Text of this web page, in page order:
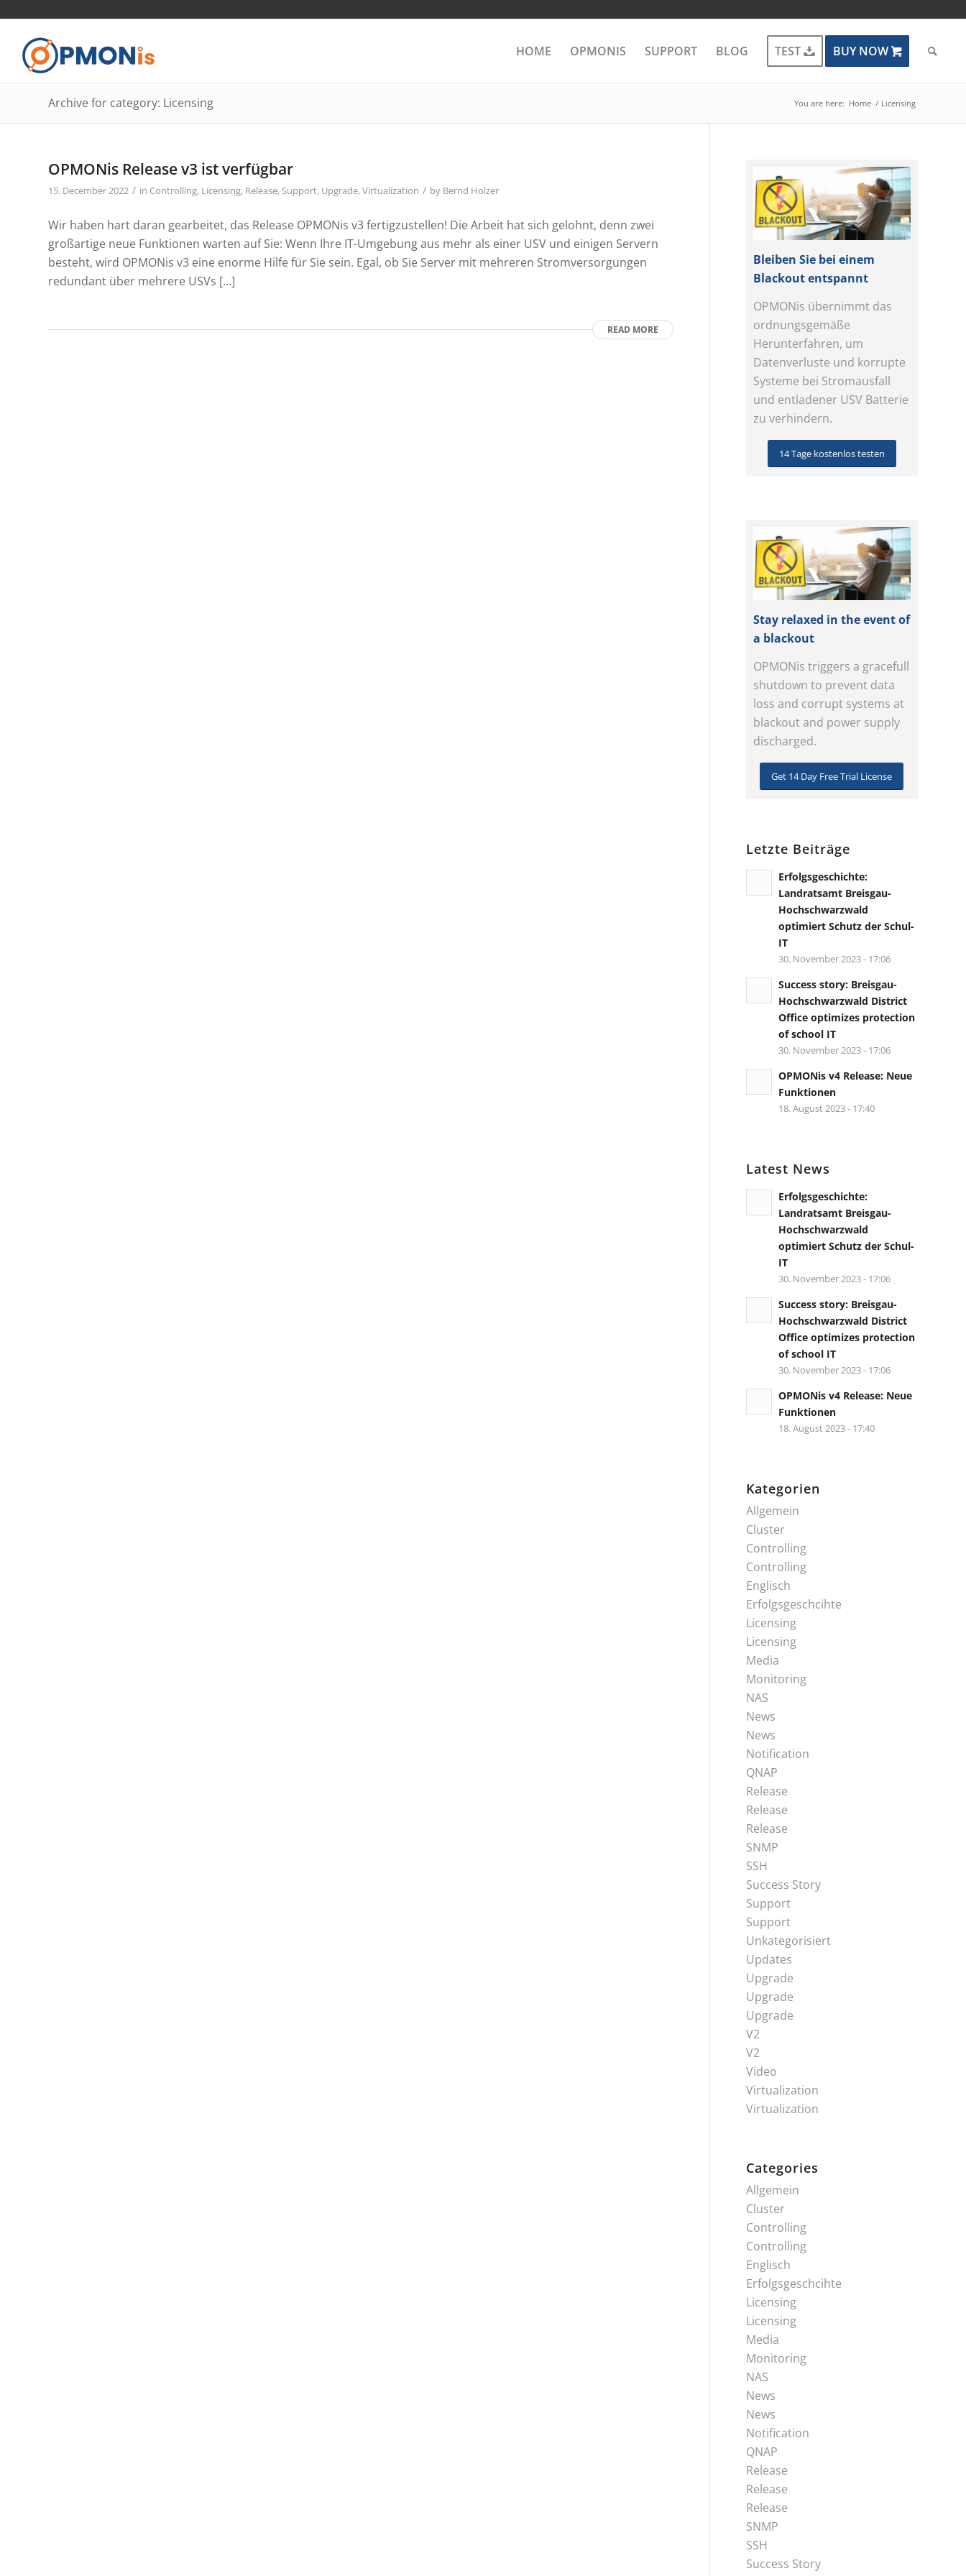
HOME OPMONIS SUPPORT BLOG TEST BUY NOW
Archive for category: Licensing You are here: Home / Licensing
OPMONis Release v3 ist verfügbar
15. December 2022 / in Controlling, Licensing, Release, Support, Upgrade,Virtualization / by Bernd Holzer
Wir haben hart daran gearbeitet, das Release OPMONis v3 fertigzustellen! Die Arbeit hat sich gelohnt, denn zwei
großartige neue Funktionen warten auf Sie: Wenn Ihre IT-Umgebung aus mehr als einer USV und einigen Servern
besteht, wird OPMONis v3 eine enorme Hilfe für Sie sein. Egal, ob Sie Server mit mehreren Stromversorgungen
redundant über mehrere USVs […]
READ MORE
Bleiben Sie bei einem
Blackout entspannt
OPMONis übernimmt das
ordnungsgemäße
Herunterfahren, um
Datenverluste und korrupte
Systeme bei Stromausfall
und entladener USV Batterie
zu verhindern.
14 Tage kostenlos testen
Stay relaxed in the event of
a blackout
OPMONis triggers a gracefull
shutdown to prevent data
loss and corrupt systems at
blackout and power supply
discharged.
Get 14 Day Free Trial License
Letzte Beiträge
Erfolgsgeschichte:
Landratsamt Breisgau-
Hochschwarzwald
optimiert Schutz der Schul-
IT
30. November 2023 - 17:06
Success story: Breisgau-
Hochschwarzwald District
Office optimizes protection
of school IT
30. November 2023 - 17:06
OPMONis v4 Release: Neue
Funktionen
18. August 2023 - 17:40
Latest News
Erfolgsgeschichte:
Landratsamt Breisgau-
Hochschwarzwald
optimiert Schutz der Schul-
IT
30. November 2023 - 17:06
Success story: Breisgau-
Hochschwarzwald District
Office optimizes protection
of school IT
30. November 2023 - 17:06
OPMONis v4 Release: Neue
Funktionen
18. August 2023 - 17:40
Kategorien
Allgemein
Cluster
Controlling
Controlling
Englisch
Erfolgsgeschcihte
Licensing
Licensing
Media
Monitoring
NAS
News
News
Notification
QNAP
Release
Release
Release
SNMP
SSH
Success Story
Support
Support
Unkategorisiert
Updates
Upgrade
Upgrade
Upgrade
V2
V2
Video
Virtualization
Virtualization
Categories
Allgemein
Cluster
Controlling
Controlling
Englisch
Erfolgsgeschcihte
Licensing
Licensing
Media
Monitoring
NAS
News
News
Notification
QNAP
Release
Release
Release
SNMP
SSH
Success Story